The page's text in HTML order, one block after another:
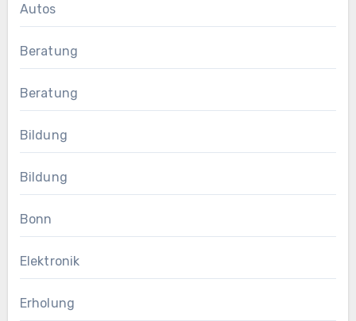
Autos
Beratung
Beratung
Bildung
Bildung
Bonn
Elektronik
Erholung